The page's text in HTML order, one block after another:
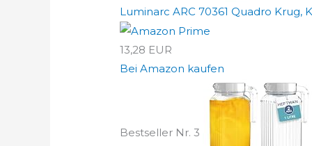
Luminarc ARC 70361 Quadro Krug,
13,28 EUR
Bei Amazon kaufen
Bestseller Nr. 3